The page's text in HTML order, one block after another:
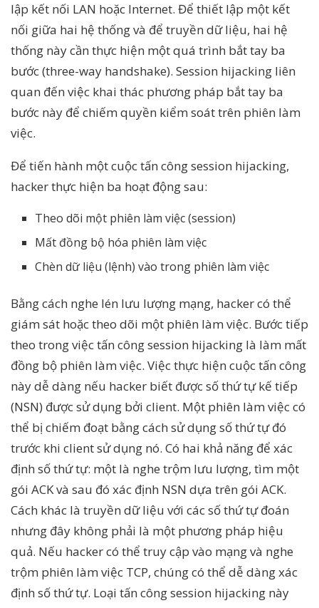
lập kết nối LAN hoặc Internet. Để thiết lập một kết
nối giữa hai hệ thống và để truyền dữ liệu, hai hệ
thống này cần thực hiện một quá trình bắt tay ba
bước (three-way handshake). Session hijacking liên
quan đến việc khai thác phương pháp bắt tay ba
bước này để chiếm quyền kiểm soát trên phiên làm
việc.
Để tiến hành một cuộc tấn công session hijacking,
hacker thực hiện ba hoạt động sau:
Theo dõi một phiên làm việc (session)
Mất đồng bộ hóa phiên làm việc
Chèn dữ liệu (lệnh) vào trong phiên làm việc
Bằng cách nghe lén lưu lượng mạng, hacker có thể
giám sát hoặc theo dõi một phiên làm việc. Bước tiếp
theo trong việc tấn công session hijacking là làm mất
đồng bộ phiên làm việc. Việc thực hiện cuộc tấn công
này dễ dàng nếu hacker biết được số thứ tự kế tiếp
(NSN) được sử dụng bởi client. Một phiên làm việc có
thể bị chiếm đoạt bằng cách sử dụng số thứ tự đó
trước khi client sử dụng nó. Có hai khả năng để xác
định số thứ tự: một là nghe trộm lưu lượng, tìm một
gói ACK và sau đó xác định NSN dựa trên gói ACK.
Cách khác là truyền dữ liệu với các số thứ tự đoán
nhưng đây không phải là một phương pháp hiệu
quả. Nếu hacker có thể truy cập vào mạng và nghe
trộm phiên làm việc TCP, chúng có thể dễ dàng xác
định số thứ tự. Loại tấn công session hijacking này